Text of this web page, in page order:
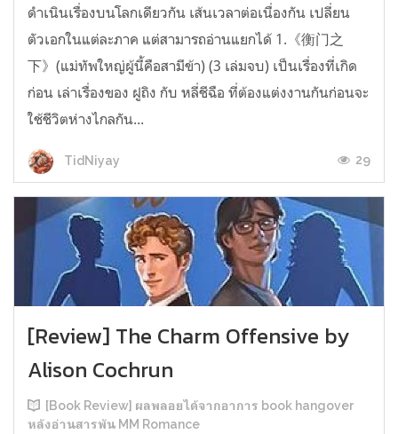
ดำเนินเรื่องบนโลกเดียวกัน เส้นเวลาต่อเนื่องกัน เปลี่ยน
ตัวเอกในแต่ละภาค แต่สามารถอ่านแยกได้ 1.《衡门之
下》(แม่ทัพใหญ่ผู้นี้คือสามีข้า) (3 เล่มจบ) เป็นเรื่องที่เกิด
ก่อน เล่าเรื่องของ ฝูถิง กับ หลี่ชีฉือ ที่ต้องแต่งงานกันก่อนจะ
ใช้ชีวิตห่างไกลกัน...
TidNiyay 29
[Review] The Charm Offensive by
Alison Cochrun
[Book Review] ผลพลอยได้จากอาการ book hangover
หลังอ่านสารพัน MM Romance